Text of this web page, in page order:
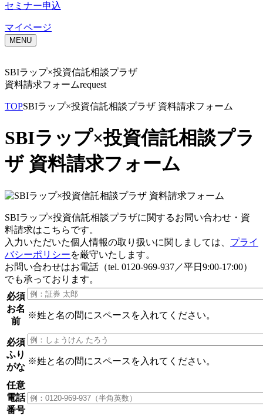
セミナー申込
マイページ
MENU
SBIラップ×投資信託相談プラザ
資料請求フォームrequest
TOPSBIラップ×投資信託相談プラザ 資料請求フォーム
SBIラップ×投資信託相談プラ
ザ 資料請求フォーム
SBIラップ×投資信託相談プラザに関するお問い合わせ・資
料請求はこちらです。
入力いただいた個人情報の取り扱いに関しましては、 プライ
バシーポリシーを厳守いたします。
お問い合わせはお電話（tel. 0120-969-937／平日9:00-17:00）
でも承っております。
必須
お名
前
※姓と名の間にスペースを入れてください。
必須
ふり
がな
※姓と名の間にスペースを入れてください。
任意
電話
番号